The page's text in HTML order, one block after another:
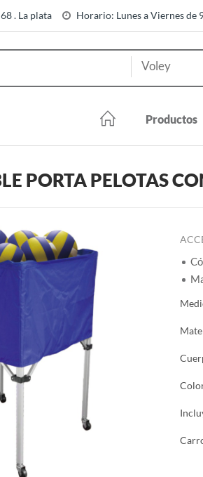
. La plata Horario: Lunes a Viernes de
Productos
PORTA PELOTAS